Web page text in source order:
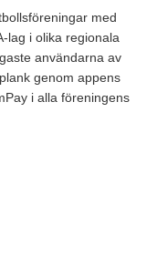
med
lag i olika regionala
användarna av
genom appens
i alla föreningens